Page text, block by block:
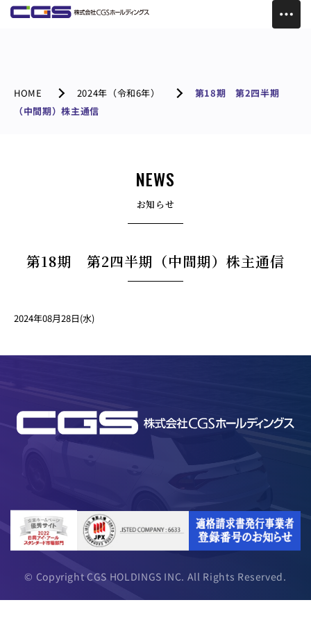
HOME 2024年（令和6年）
第18期 第2四半期
（中間期）株主通信
NEWS
お知らせ
第18期 第2四半期（中間期）株主通信
2024年08月28日(水)
© Copyright CGS HOLDINGS INC. All Rights Reserved.